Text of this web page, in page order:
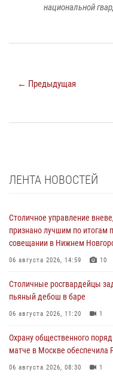
национальной
← Предыдущая
ЛЕНТА НОВОСТЕЙ
Столичное управление
признано лучшим по итогам
совещании в Нижнем
06 августа 2026, 14:59 10
Столичные росгвардейцы
пьяный дебош в баре
06 августа 2026, 11:20 1
Охрану общественного
матче в Москве обеспечила
06 августа 2026, 08:30 1